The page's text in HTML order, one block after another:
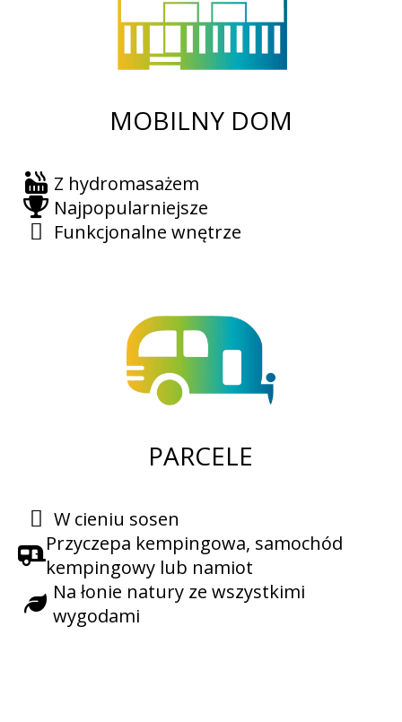
MOBILNY DOM
Z hydromasażem
Najpopularniejsze
Funkcjonalne wnętrze
PARCELE
W cieniu sosen
Przyczepa kempingowa, samochód
kempingowy lub namiot
Na łonie natury ze wszystkimi
wygodami